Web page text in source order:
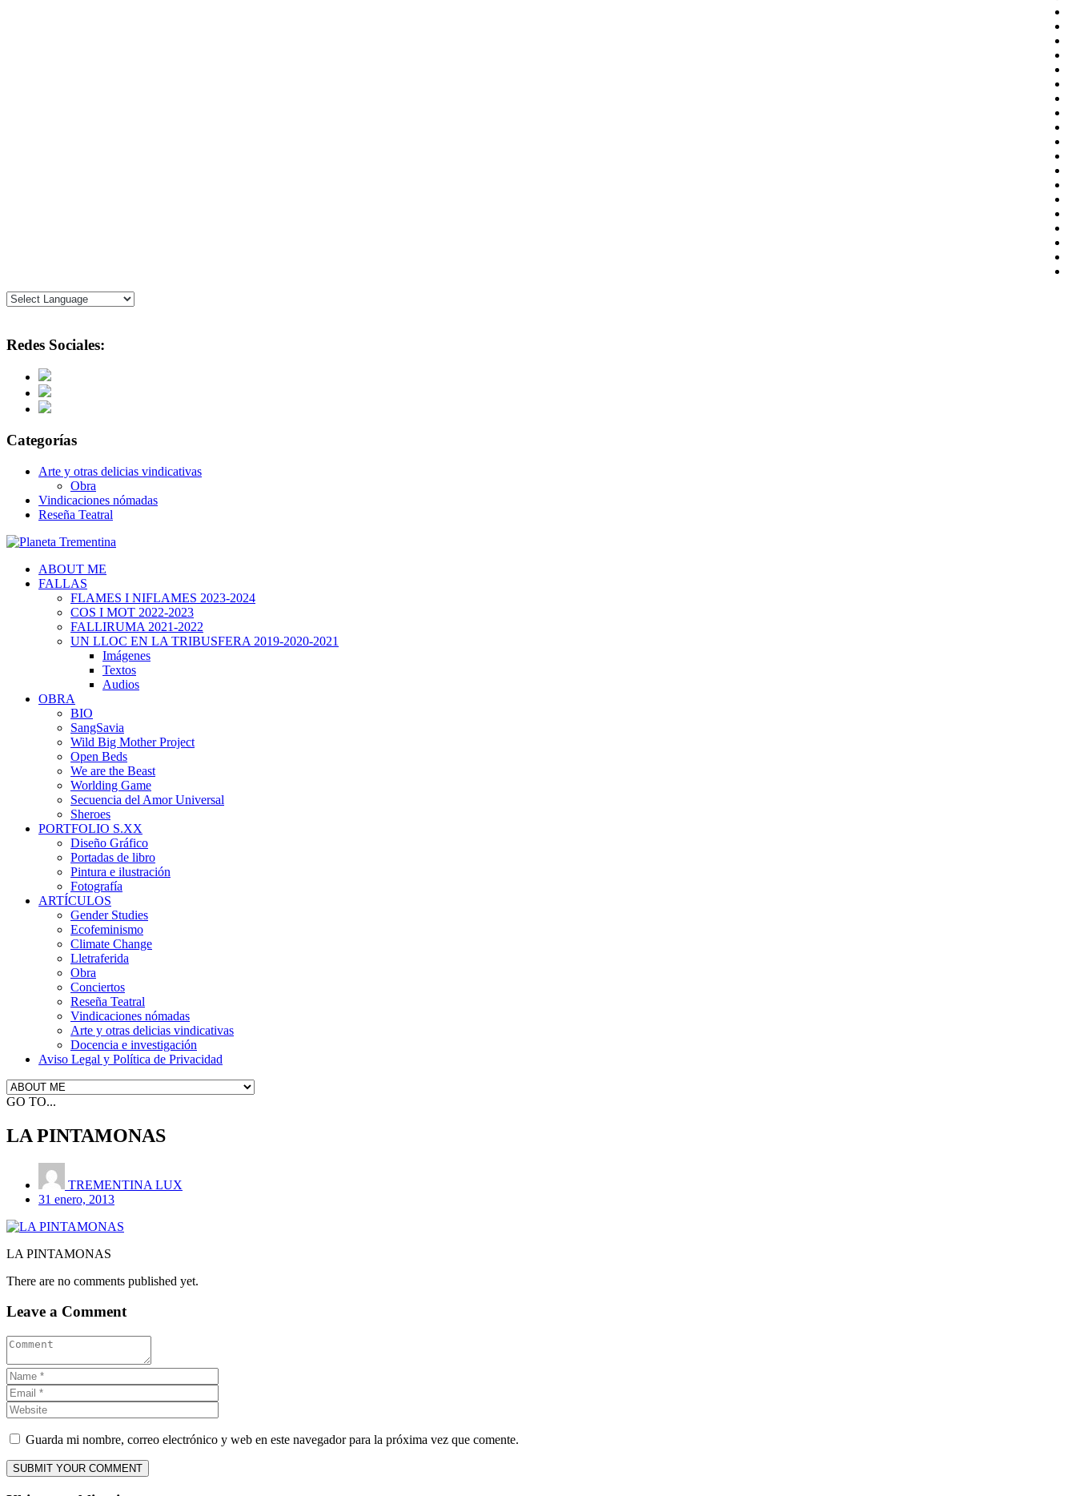
Redes Sociales:
Categorías
Arte y otras delicias vindicativas
Obra
Vindicaciones nómadas
Reseña Teatral
ABOUT ME
FALLAS
FLAMES I NIFLAMES 2023-2024
COS I MOT 2022-2023
FALLIRUMA 2021-2022
UN LLOC EN LA TRIBUSFERA 2019-2020-2021
Imágenes
Textos
Audios
OBRA
BIO
SangSavia
Wild Big Mother Project
Open Beds
We are the Beast
Worlding Game
Secuencia del Amor Universal
Sheroes
PORTFOLIO S.XX
Diseño Gráfico
Portadas de libro
Pintura e ilustración
Fotografía
ARTÍCULOS
Gender Studies
Ecofeminismo
Climate Change
Lletraferida
Obra
Conciertos
Reseña Teatral
Vindicaciones nómadas
Arte y otras delicias vindicativas
Docencia e investigación
Aviso Legal y Política de Privacidad
GO TO...
LA PINTAMONAS
TREMENTINA LUX
31 enero, 2013
LA PINTAMONAS
There are no comments published yet.
Leave a Comment
Guarda mi nombre, correo electrónico y web en este navegador para la próxima vez que comente.